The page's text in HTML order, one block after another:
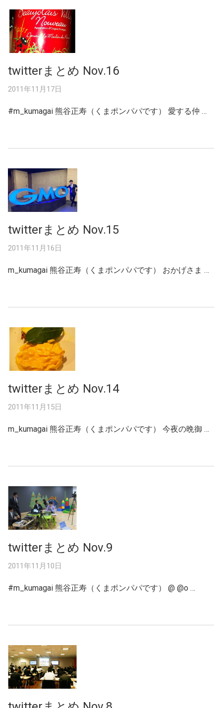
twitterまとめ Nov.16
2011年11月17日
#m_kumagai 熊谷正寿（くまポンパパです） 愛する仲 …
twitterまとめ Nov.15
2011年11月16日
m_kumagai 熊谷正寿（くまポンパパです） おかげさま …
twitterまとめ Nov.14
2011年11月15日
m_kumagai 熊谷正寿（くまポンパパです） 今夜の晩御 …
twitterまとめ Nov.9
2011年11月10日
#m_kumagai 熊谷正寿（くまポンパパです） @ @o …